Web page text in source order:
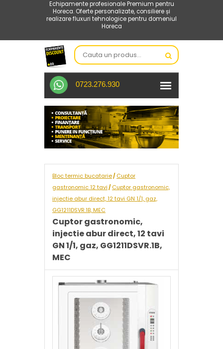
Echipamente profesionale Premium pentru
Horeca. Oferte personalizate, consiliere și
realizare fluxuri tehnologice pentru domeniul
Horeca
0723.276.930
Bloc termic bucatarie/ Cuptor
gastronomic 12 tavi / Cuptor gastronomic,
injectie abur direct, 12 tavi GN 1/1, gaz,
GG1211DSVR.1B, MEC
Cuptor gastronomic,
injectie abur direct, 12 tavi
GN 1/1, gaz, GG1211DSVR.1B,
MEC